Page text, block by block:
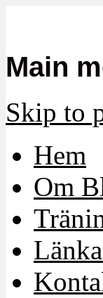
Main
Skip to
Hem
Om